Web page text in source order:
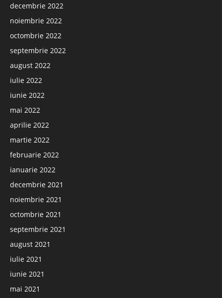
decembrie 2022
noiembrie 2022
octombrie 2022
septembrie 2022
august 2022
iulie 2022
iunie 2022
mai 2022
aprilie 2022
martie 2022
februarie 2022
ianuarie 2022
decembrie 2021
noiembrie 2021
octombrie 2021
septembrie 2021
august 2021
iulie 2021
iunie 2021
mai 2021